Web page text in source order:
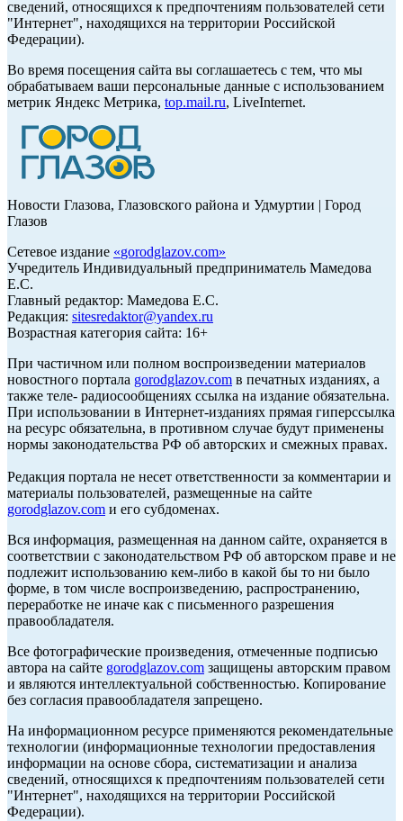
сведений, относящихся к предпочтениям пользователей сети
"Интернет", находящихся на территории Российской
Федерации).
Во время посещения сайта вы соглашаетесь с тем, что мы
обрабатываем ваши персональные данные с использованием
метрик Яндекс Метрика, top.mail.ru, LiveInternet.
Новости Глазова, Глазовского района и Удмуртии | Город
Глазов
Сетевое издание «gorodglazov.com»
Учредитель Индивидуальный предприниматель Мамедова
Е.С.
Главный редактор: Мамедова Е.С.
Редакция: sitesredaktor@yandex.ru
Возрастная категория сайта: 16+
При частичном или полном воспроизведении материалов
новостного портала gorodglazov.com в печатных изданиях, а
также теле- радиосообщениях ссылка на издание обязательна.
При использовании в Интернет-изданиях прямая гиперссылка
на ресурс обязательна, в противном случае будут применены
нормы законодательства РФ об авторских и смежных правах.
Редакция портала не несет ответственности за комментарии и
материалы пользователей, размещенные на сайте
gorodglazov.com и его субдоменах.
Вся информация, размещенная на данном сайте, охраняется в
соответствии с законодательством РФ об авторском праве и не
подлежит использованию кем-либо в какой бы то ни было
форме, в том числе воспроизведению, распространению,
переработке не иначе как с письменного разрешения
правообладателя.
Все фотографические произведения, отмеченные подписью
автора на сайте gorodglazov.com защищены авторским правом
и являются интеллектуальной собственностью. Копирование
без согласия правообладателя запрещено.
На информационном ресурсе применяются рекомендательные
технологии (информационные технологии предоставления
информации на основе сбора, систематизации и анализа
сведений, относящихся к предпочтениям пользователей сети
"Интернет", находящихся на территории Российской
Федерации).